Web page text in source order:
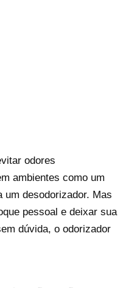
odores
ambientes como um
um desodorizador. Mas
pessoal e deixar sua
dúvida, o odorizador